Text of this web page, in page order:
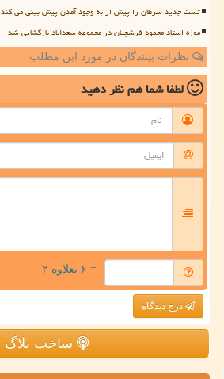
تست جدید سرطان را پیش از به وجود آمدن پیش بینی می کند
موزه استاد محمود فرشچیان در مجموعه سعدآباد بازگشایی شد
نظرات بینندگان در مورد این مطلب
لطفا شما همنظر دهید
= ۶ بعلاوه ۲
درج دیدگاه
ساخت بلاگ